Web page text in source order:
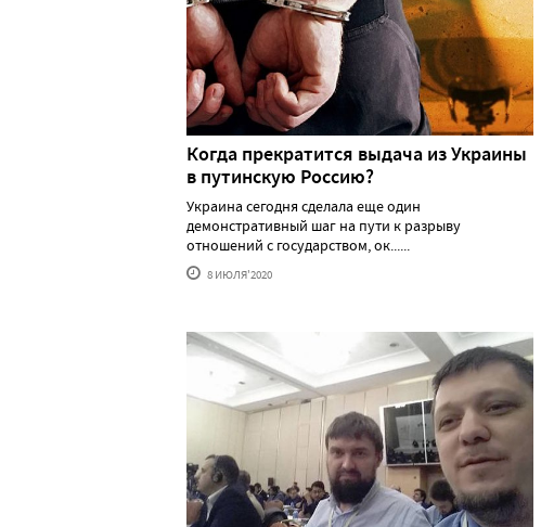
Когда прекратится выдача из Украины
в путинскую Россию?
Украина сегодня сделала еще один
демонстративный шаг на пути к разрыву
отношений с государством, ок......
8 ИЮЛЯ'2020